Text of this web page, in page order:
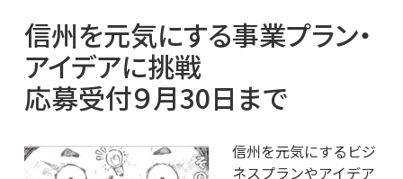
信州を元気にする事業プラン・
アイデアに挑戦
応募受付９月30日まで
信州を元気にするビジ
ネスプランやアイデア